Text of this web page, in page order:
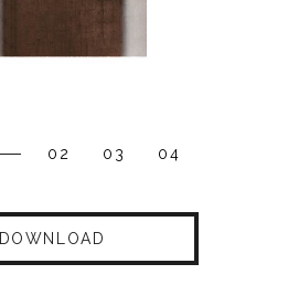
02 03 04
DOWNLOAD